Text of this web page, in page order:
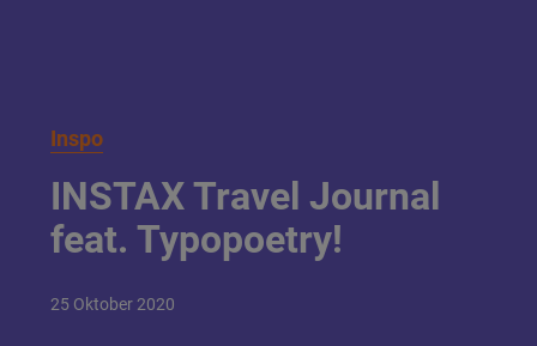
Inspo
INSTAX Travel Journal
feat. Typopoetry!
25 Oktober 2020